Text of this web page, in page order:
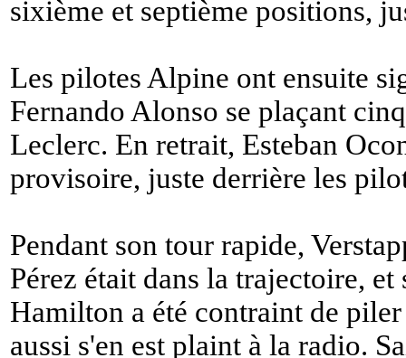
sixième et septième positions,
Les pilotes Alpine ont ensuite
Fernando Alonso se plaçant
Leclerc. En retrait, Esteban
provisoire, juste derrière les
Pendant son tour rapide,
Pérez était dans la trajectoire,
Hamilton a été contraint de
aussi s'en est plaint à la radio.